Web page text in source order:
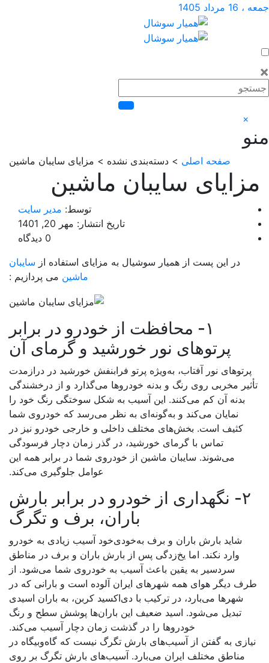
1405
صفحه اصلی> دسته‌بندی نشده > مزایای سایبان ماشین
سایبان ماشین
توسط:مدیر سایت
تاریخ انتشار: مهر 20, 1401
در این پست از همیار سوشیال به مزایای استفاده ازسایبان
ماشینمی پردازیم :
۱- محافظت از خودرو در برابر
پرتوهای نور خورشید و گرمای آن
پرتوهای نور آفتاب، به‌ویژه پرتو فرابنفش خورشید در درازمدت
مخربی روی رنگ و بدنه خودروها می‌گذارد و از درخشندگی
بدنه آن کم می‌کنند. این آسیب به شکل سوختگی رنگ خود را
نمایان می‌کند و به‌گونه‌ای به نظر می‌رسد که خودروی شما
کثیف است. بخش‌های مختلف داخلی و خارجی خودرو نیز در
تماس با گرمای خورشید، در گذر زمان دچار فرسودگی
می‌شوند. سایبان ماشین از خودروی شما در برابر همه این
عوامل جلوگیری می‌کند.
۲- نگهداری از خودرو در برابر بارش
باران، برف و تگرگ
شاید بارش باران و برف به‌خودی‌خود آسیب زیادی به خودرو
وارد نکند. اما یخ‌زدگی پس از بارش باران و برف در مناطق
سردسیر به یقین باعث آسیب به خودروی شما می‌شود. از
دیگر هوای همه شهرهای ایران آلوده است و بارانی که در
شهرها می‌بارد، در ترکیب با دی‌اکسید کربن، به باران اسیدی
تبدیل می‌شود. اسید ضعیف این باران‌ها پوشش سطح و رنگ
خودروها را در گذشت زمان دچار آسیب می‌کند.
به گفتن از آسیب‌های بارش تگرگ نیست که گاه‌وبیگاه در
مناطق مختلف ایران می‌بارد. آسیب‌های بارش تگرگ بر روی